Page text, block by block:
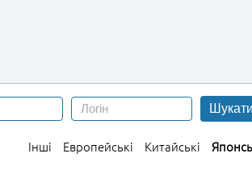
Шукати
Інші Европейські Китайські